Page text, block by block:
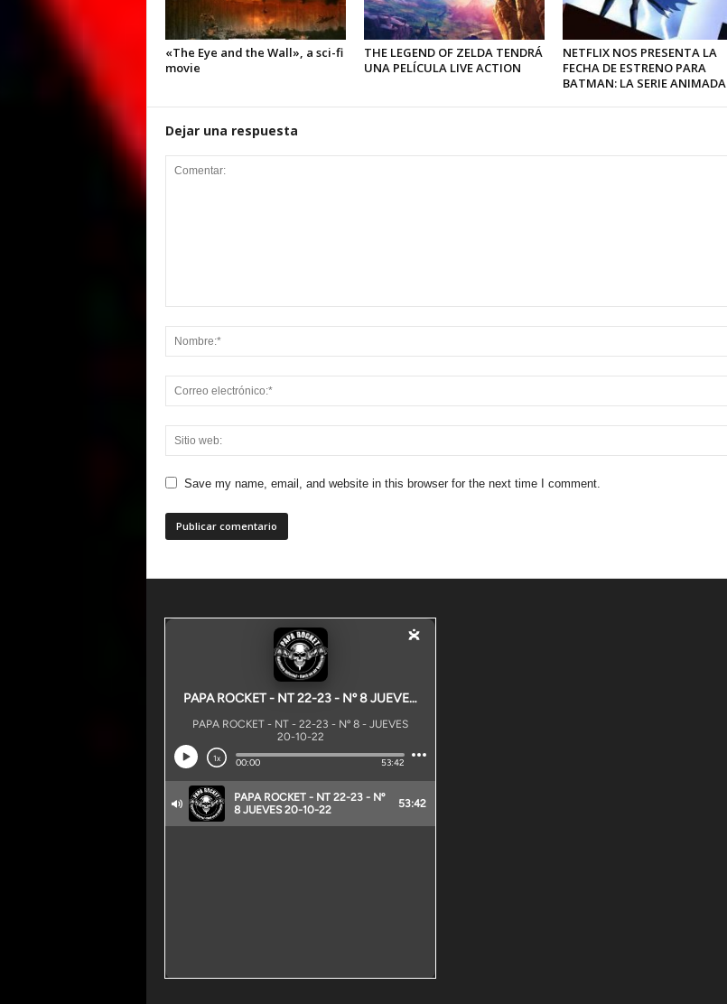
«The Eye and the Wall», a sci-fi
movie
THE LEGEND OF ZELDA TENDRÁ
UNA PELÍCULA LIVE ACTION
NETFLIX NOS PRESENTA LA
FECHA DE ESTRENO PARA
BATMAN: LA SERIE ANIMADA
Dejar una respuesta
Save my name, email, and website in this browser for the next time I comment.